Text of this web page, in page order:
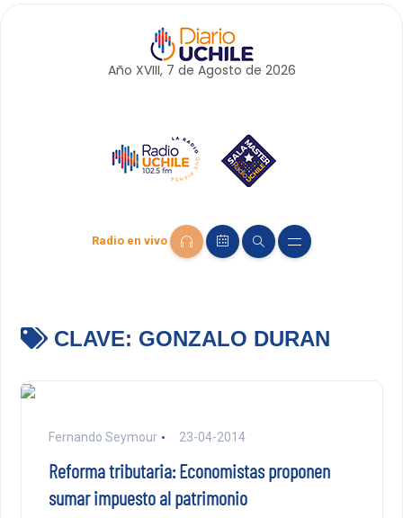
Año XVIII, 7 de Agosto de 2026
Radio en vivo
CLAVE: GONZALO DURAN
Fernando Seymour 23-04-2014
Reforma tributaria: Economistas proponen
sumar impuesto al patrimonio